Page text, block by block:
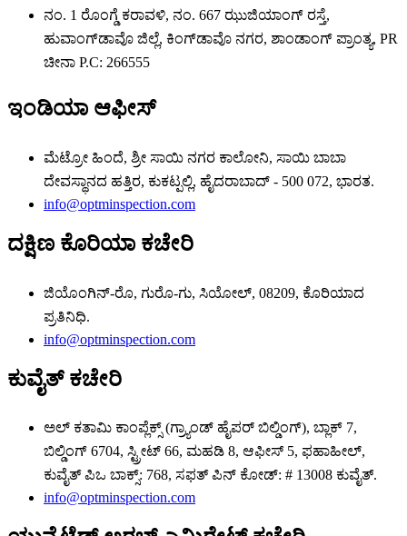
ನಂ. 1 ರೊಂಗ್ಡೆ ಕರಾವಳಿ, ನಂ. 667 ಝುಜಿಯಾಂಗ್ ರಸ್ತೆ,
ಹುವಾಂಗ್‌ಡಾವೊ ಜಿಲ್ಲೆ, ಕಿಂಗ್‌ಡಾವೊ ನಗರ, ಶಾಂಡಾಂಗ್ ಪ್ರಾಂತ್ಯ, PR
ಚೀನಾ Р.С: 266555
ಇಂಡಿಯಾ ಆಫೀಸ್
ಮೆಟ್ರೋ ಹಿಂದೆ, ಶ್ರೀ ಸಾಯಿ ನಗರ ಕಾಲೋನಿ, ಸಾಯಿ ಬಾಬಾ
ದೇವಸ್ಥಾನದ ಹತ್ತಿರ, ಕುಕಟ್ಪಲ್ಲಿ, ಹೈದರಾಬಾದ್ - 500 072, ಭಾರತ.
info@optminspection.com
ದಕ್ಷಿಣ ಕೊರಿಯಾ ಕಚೇರಿ
ಜಿಯೊಂಗಿನ್-ರೊ, ಗುರೊ-ಗು, ಸಿಯೋಲ್, 08209, ಕೊರಿಯಾದ
ಪ್ರತಿನಿಧಿ.
info@optminspection.com
ಕುವೈತ್ ಕಚೇರಿ
ಅಲ್ ಕತಾಮಿ ಕಾಂಪ್ಲೆಕ್ಸ್ (ಗ್ರ್ಯಾಂಡ್ ಹೈಪರ್ ಬಿಲ್ಡಿಂಗ್), ಬ್ಲಾಕ್ 7,
ಬಿಲ್ಡಿಂಗ್ 6704, ಸ್ಟ್ರೀಟ್ 66, ಮಹಡಿ 8, ಆಫೀಸ್ 5, ಫಹಾಹೀಲ್,
ಕುವೈತ್ ಪಿಒ ಬಾಕ್ಸ್: 768, ಸಫತ್ ಪಿನ್ ಕೋಡ್: # 13008 ಕುವೈತ್.
info@optminspection.com